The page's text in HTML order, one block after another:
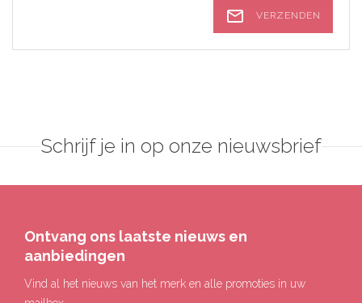
mail_outline VERZENDEN
Schrijf je in op onze nieuwsbrief
Ontvang ons laatste nieuws en
aanbiedingen
Vind al het nieuws van het merk en alle promoties in uw